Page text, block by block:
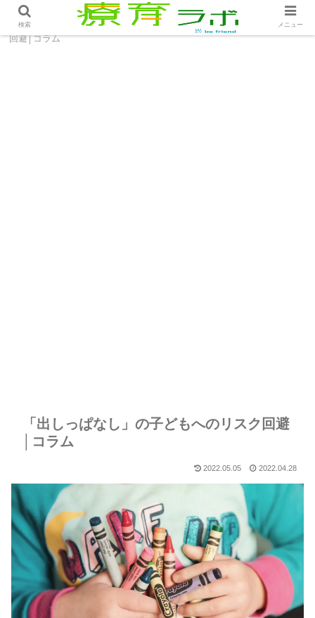
ホーム コラム
「出しっぱなし」の子どもへのリスク
回避│コラム
「出しっぱなし」の子どもへのリスク回避
│コラム
2022.05.05 2022.04.28
検索 メニュー